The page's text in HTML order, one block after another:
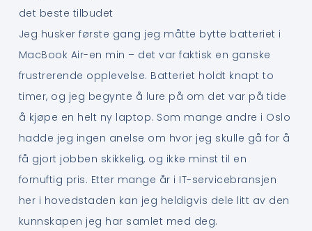
det beste tilbudet
Jeg husker første gang jeg måtte bytte batteriet i
MacBook Air-en min – det var faktisk en ganske
frustrerende opplevelse. Batteriet holdt knapt to
timer, og jeg begynte å lure på om det var på tide
å kjøpe en helt ny laptop. Som mange andre i Oslo
hadde jeg ingen anelse om hvor jeg skulle gå for å
få gjort jobben skikkelig, og ikke minst til en
fornuftig pris. Etter mange år i IT-servicebransjen
her i hovedstaden kan jeg heldigvis dele litt av den
kunnskapen jeg har samlet med deg.